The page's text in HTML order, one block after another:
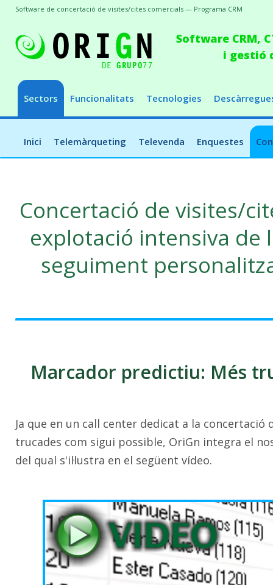
Software CRM,
i gestió
Sectors Funcionalitats Tecnologies
Inici Telemàrqueting Televenda Enquestes
Software de concertació de visites/cites comercials — Programa CRM
Concertació de visites/
explotació intensiva de
seguiment
Marcador predictiu: Més
Ja que en un call center dedicat a la
trucades com sigui possible, OriGn integra el
del qual s'il·lustra en el següent vídeo.